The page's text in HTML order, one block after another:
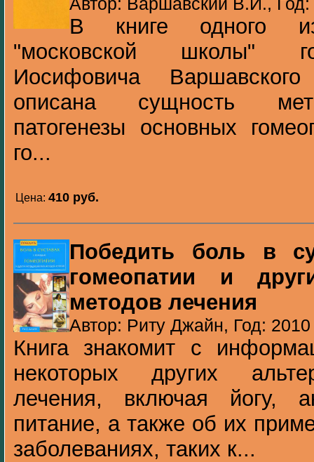
В книге одного
"московской школы"
Иосифовича
описана сущность
патогенезы основных
го...
Цена: 410 pуб.
Победить боль в
гомеопатии и
методов лечения
Автор: Риту Джайн, Год: 2010
Книга знакомит с
некоторых других
лечения, включая йогу,
питание, а также об их
заболеваниях, таких к...